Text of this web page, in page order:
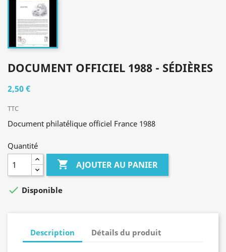
DOCUMENT OFFICIEL 1988 - SÉDIÈRES
2,50 €
TTC
Document philatélique officiel France 1988
Quantité
 AJOUTER AU PANIER
 Disponible
Description Détails du produit